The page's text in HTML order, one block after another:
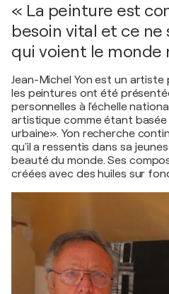
« La peinture est
besoin vital et ce ne
qui voient le monde
Jean-Michel Yon est un
les peintures ont été
personnelles à l'échelle
artistique comme étant
urbaine». Yon recherche
qu'il a ressentis dans sa
beauté du monde. Ses
créées avec des huiles sur